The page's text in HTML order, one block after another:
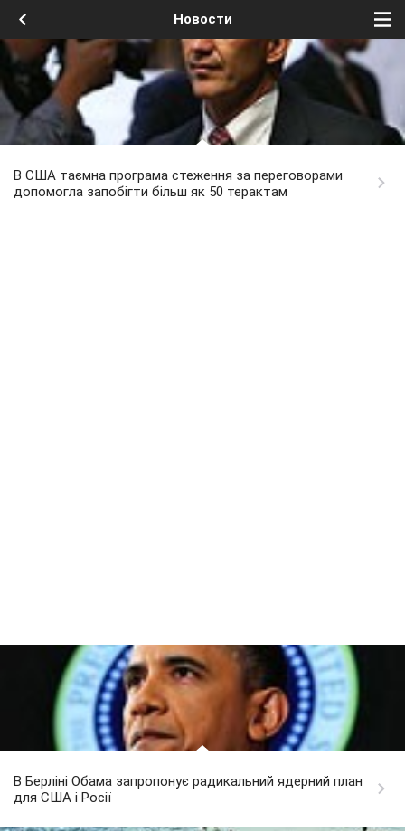
Новости
В США таємна програма стеження за переговорами
допомогла запобігти більш як 50 терактам
В Берліні Обама запропонує радикальний ядерний план
для США і Росії